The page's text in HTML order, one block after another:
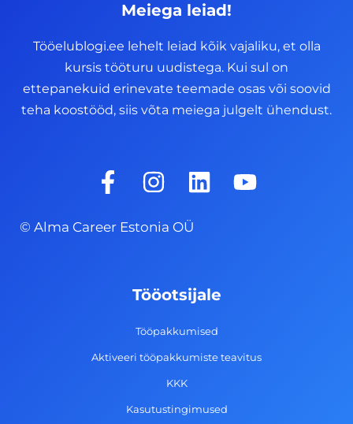
Meiega leiad!
Tööelublogi.ee lehelt leiad kõik vajaliku, et olla
kursis tööturu uudistega. Kui sul on
ettepanekuid erinevate teemade osas või soovid
teha koostööd, siis võta meiega julgelt ühendust.
F
a
e
-
I
n
s
t
g
r
a
m
L
i
d
i
n
Y
o
© Alma Career Estonia OÜ
Tööotsijale
Tööpakkumised
Aktiveeri tööpakkumiste teavitus
KKK
Kasutustingimused